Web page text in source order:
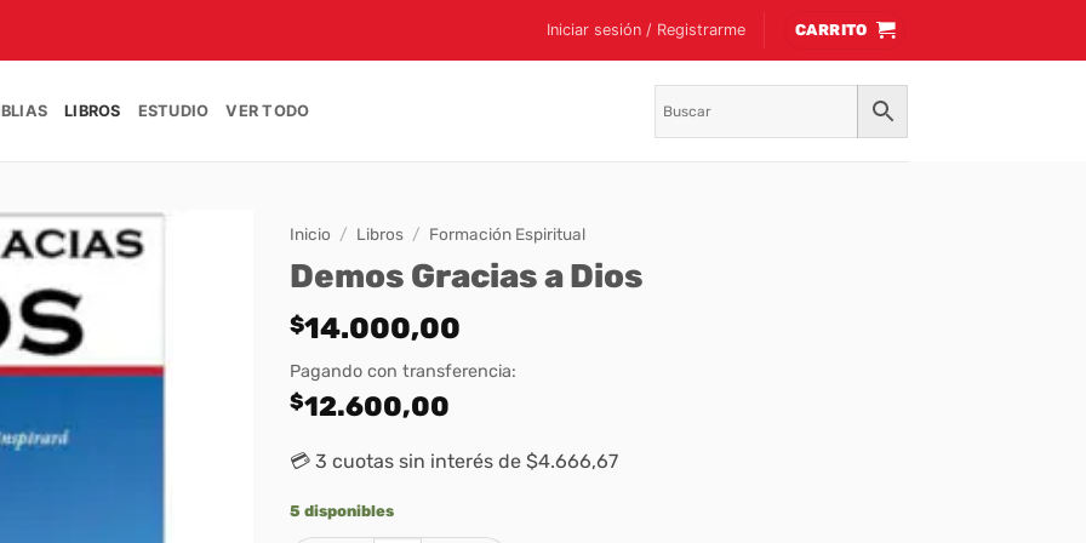
Iniciar sesión / Registrarme CARRITO
LIBROS ESTUDIO VER TODO
Inicio / Libros / Formación Espiritual
Demos Gracias a Dios
$14.000,00
Pagando con transferencia:
$12.600,00
💳 3 cuotas sin interés de $4.666,67
5 disponibles